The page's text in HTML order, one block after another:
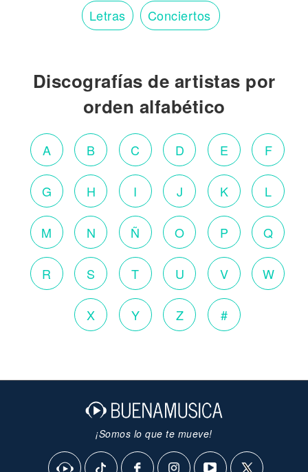
Letras Conciertos
Discografías de artistas por
orden alfabético
A B C D E F
G H I J K L
M N Ñ O P Q
R S T U V W
X Y Z #
¡Somos lo que te mueve!